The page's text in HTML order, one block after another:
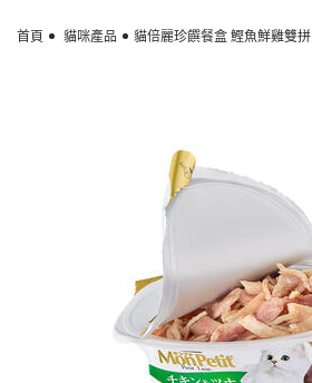
首頁 貓咪產品 貓倍麗珍饌餐盒 鰹魚鮮雞雙拼